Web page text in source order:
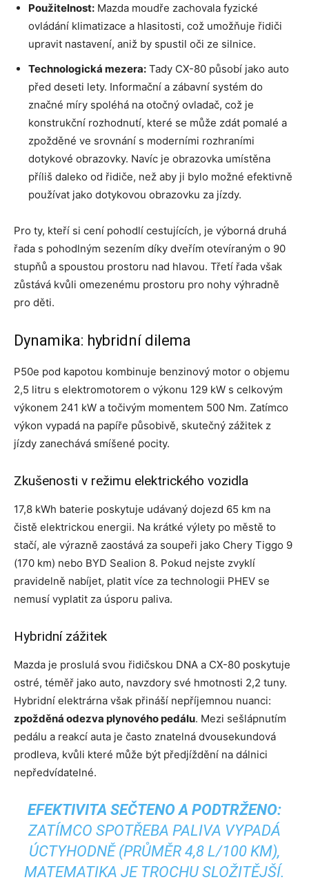
Použitelnost: Mazda moudře zachovala fyzické
ovládání klimatizace a hlasitosti, což umožňuje řidiči
upravit nastavení, aniž by spustil oči ze silnice.
Technologická mezera: Tady CX-80 působí jako auto
před deseti lety. Informační a zábavní systém do
značné míry spoléhá na otočný ovladač, což je
konstrukční rozhodnutí, které se může zdát pomalé a
zpožděné ve srovnání s moderními rozhraními
dotykové obrazovky. Navíc je obrazovka umístěna
příliš daleko od řidiče, než aby ji bylo možné efektivně
používat jako dotykovou obrazovku za jízdy.
Pro ty, kteří si cení pohodlí cestujících, je výborná druhá
řada s pohodlným sezením díky dveřím otevíraným o 90
stupňů a spoustou prostoru nad hlavou. Třetí řada však
zůstává kvůli omezenému prostoru pro nohy výhradně
pro děti.
Dynamika: hybridní dilema
P50e pod kapotou kombinuje benzinový motor o objemu
2,5 litru s elektromotorem o výkonu 129 kW s celkovým
výkonem 241 kW a točivým momentem 500 Nm. Zatímco
výkon vypadá na papíře působivě, skutečný zážitek z
jízdy zanechává smíšené pocity.
Zkušenosti v režimu elektrického vozidla
17,8 kWh baterie poskytuje udávaný dojezd 65 km na
čistě elektrickou energii. Na krátké výlety po městě to
stačí, ale výrazně zaostává za soupeři jako Chery Tiggo 9
(170 km) nebo BYD Sealion 8. Pokud nejste zvyklí
pravidelně nabíjet, platit více za technologii PHEV se
nemusí vyplatit za úsporu paliva.
Hybridní zážitek
Mazda je proslulá svou řidičskou DNA a CX-80 poskytuje
ostré, téměř jako auto, navzdory své hmotnosti 2,2 tuny.
Hybridní elektrárna však přináší nepříjemnou nuanci:
zpožděná odezva plynového pedálu. Mezi sešlápnutím
pedálu a reakcí auta je často znatelná dvousekundová
prodleva, kvůli které může být předjíždění na dálnici
nepředvídatelné.
EFEKTIVITA SEČTENO A PODTRŽENO:
ZATÍMCO SPOTŘEBA PALIVA VYPADÁ
ÚCTYHODNĚ (PRŮMĚR 4,8 L/100 KM),
MATEMATIKA JE TROCHU SLOŽITĚJŠÍ.